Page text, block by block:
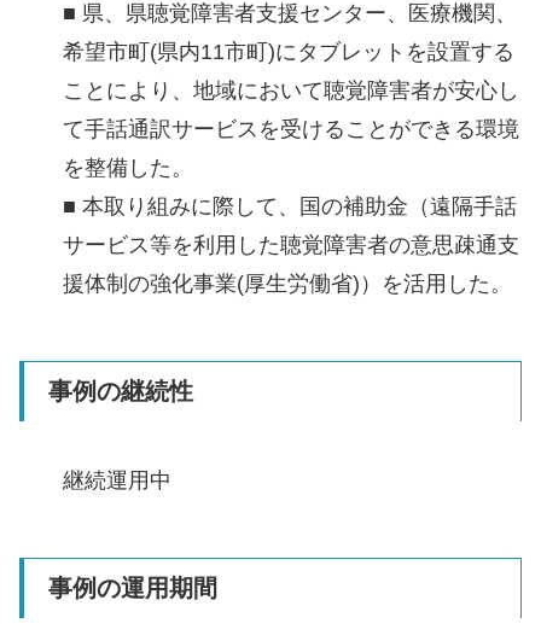
■ 県、県聴覚障害者支援センター、医療機関、
希望市町(県内11市町)にタブレットを設置する
ことにより、地域において聴覚障害者が安心し
て手話通訳サービスを受けることができる環境
を整備した。
■ 本取り組みに際して、国の補助金（遠隔手話
サービス等を利用した聴覚障害者の意思疎通支
援体制の強化事業(厚生労働省)）を活用した。
事例の継続性
継続運用中
事例の運用期間